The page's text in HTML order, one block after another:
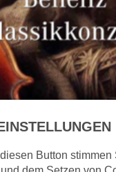
Button stimmen